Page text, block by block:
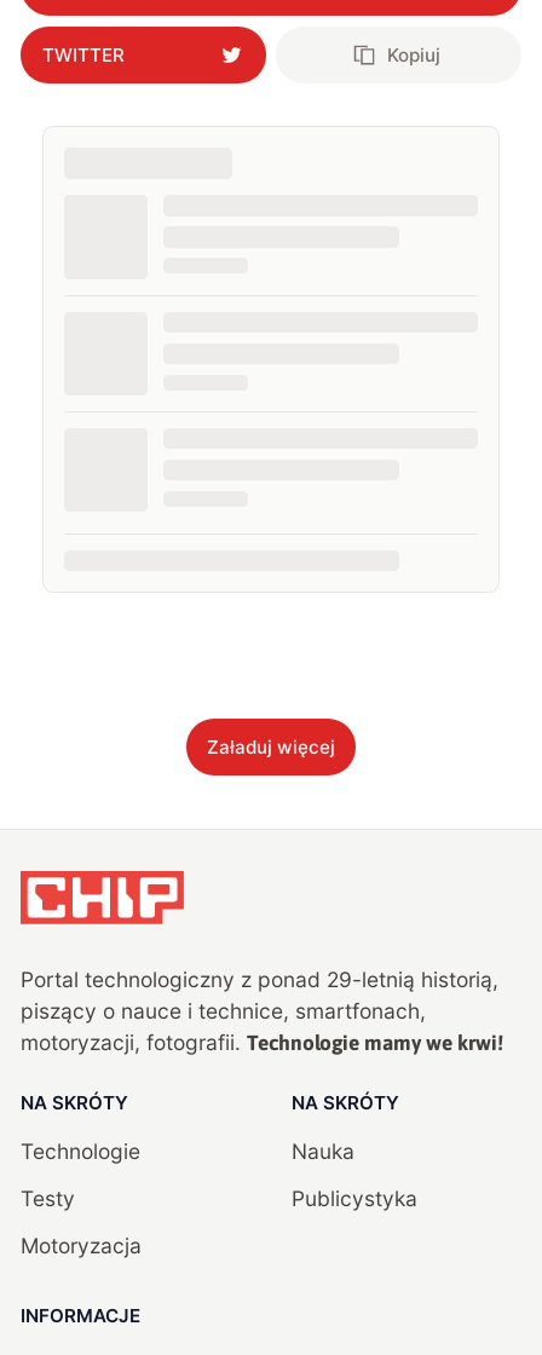
TWITTER Kopiuj
Załaduj więcej
Portal technologiczny z ponad 29-letnią historią,
piszący o nauce i technice, smartfonach,
motoryzacji, fotografii. Technologie mamy we krwi!
NA SKRÓTY
Technologie
Testy
Motoryzacja
NA SKRÓTY
Nauka
Publicystyka
INFORMACJE